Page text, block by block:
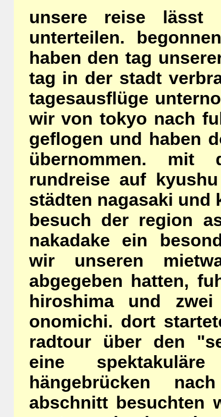
unsere reise lässt
unterteilen.
haben den tag
tag in der stadt
tagesausflüge
wir von tokyo nach
geflogen und haben
übernommen. mit
rundreise auf
städten nagasaki und
besuch der region
nakadake ein
wir unseren
abgegeben hatten,
hiroshima und
onomichi. dort
radtour über den
eine
hängebrücken
abschnitt besuchten